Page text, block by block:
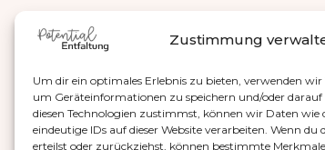
Zustimmung
Um dir ein optimales Erlebnis zu bieten, verwenden wir
um Geräteinformationen zu speichern und/oder
diesen Technologien zustimmst, können wir Daten wie
eindeutige IDs auf dieser Website verarbeiten. Wenn
erteilst oder zurückziehst, können bestimmte